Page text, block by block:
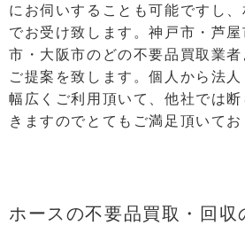
にお伺いすることも可能ですし
でお受け致します。神戸市・芦
市・大阪市のどの不要品買取業
ご提案を致します。個⼈から法
幅広くご利⽤頂いて、他社では
きますのでとてもご満⾜頂いてお
ホースの不要品買取・回収